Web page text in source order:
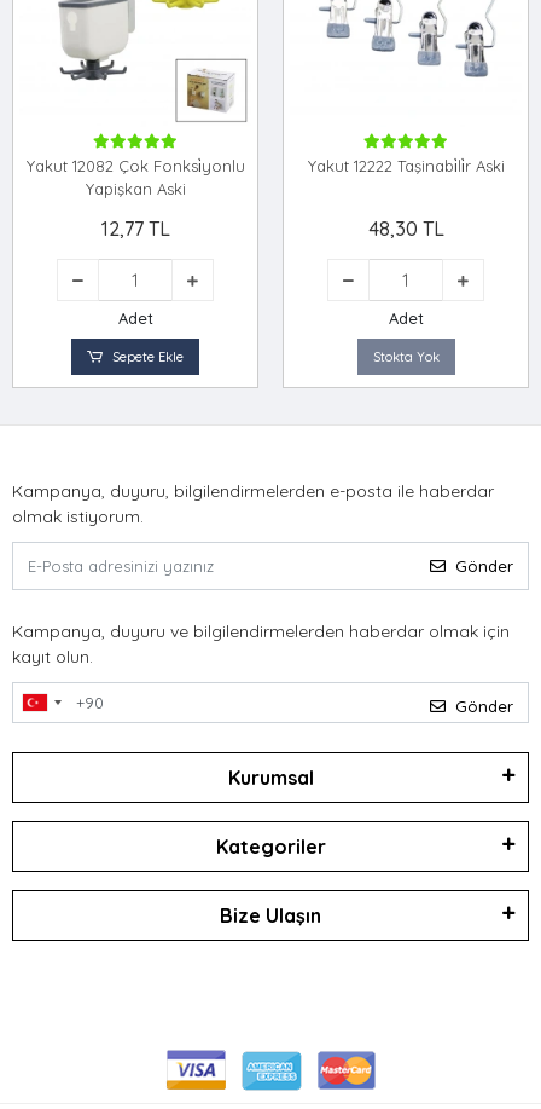
Yakut 12082 Çok Fonksi̇yonlu
Yapişkan Aski
12,77 TL
Adet
Sepete Ekle
Yakut 12222 Taşinabi̇li̇r Aski
48,30 TL
Adet
Stokta Yok
Kampanya, duyuru, bilgilendirmelerden e-posta ile haberdar
olmak istiyorum.
Gönder
Kampanya, duyuru ve bilgilendirmelerden haberdar olmak için
kayıt olun.
Gönder
Kurumsal
Kategoriler
Bize Ulaşın